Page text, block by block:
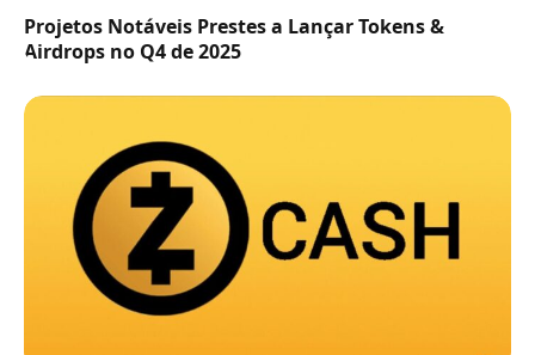
Projetos Notáveis Prestes a Lançar Tokens &
Airdrops no Q4 de 2025